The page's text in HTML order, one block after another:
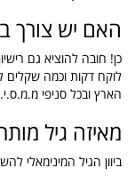
האם יש צורך
כן! חובה להוציא גם
לוקח דקות וכמה שקלים
הארץ ובכל סניפי מ.מ.ס.י.
מאיזה גיל
ביוון הגיל המינימאלי